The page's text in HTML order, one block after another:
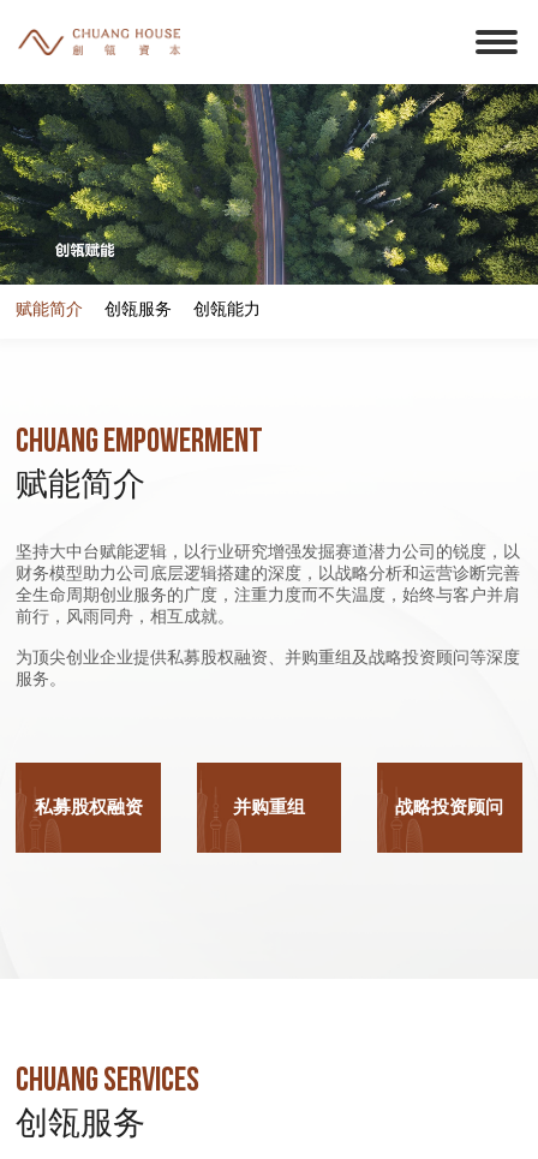
赋能简介 创瓴服务 创瓴能力
CHUANG EMPOWERMENT
赋能简介
坚持大中台赋能逻辑，以行业研究增强发掘赛道潜力公司的锐度，以
财务模型助力公司底层逻辑搭建的深度，以战略分析和运营诊断完善
全生命周期创业服务的广度，注重力度而不失温度，始终与客户并肩
前行，风雨同舟，相互成就。
为顶尖创业企业提供私募股权融资、并购重组及战略投资顾问等深度
服务。
私募股权融资 并购重组 战略投资顾问
CHUANG SERVICES
创瓴服务